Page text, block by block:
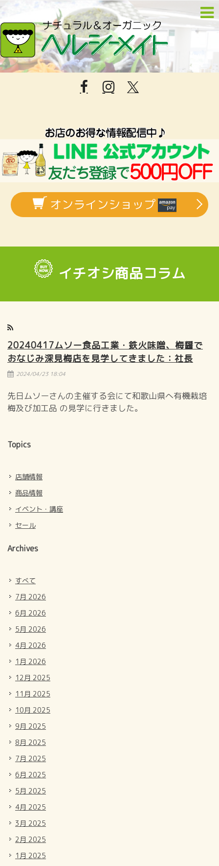
オンラインショップ
イチオシ商品コラム
20240417ムソー食品工業・鉄火味噌、梅醤で
おなじみ深見梅店を見学してきました：社長
2024/04/23 18:04
先日ムソーさんの主催する会にて和歌山県へ有機栽培
梅及び加工品 の見学に行きました。
Topics
店舗情報
商品情報
イベント・講座
セール
Archives
すべて
7月 2026
6月 2026
5月 2026
4月 2026
1月 2026
12月 2025
11月 2025
10月 2025
9月 2025
8月 2025
7月 2025
6月 2025
5月 2025
4月 2025
3月 2025
2月 2025
1月 2025